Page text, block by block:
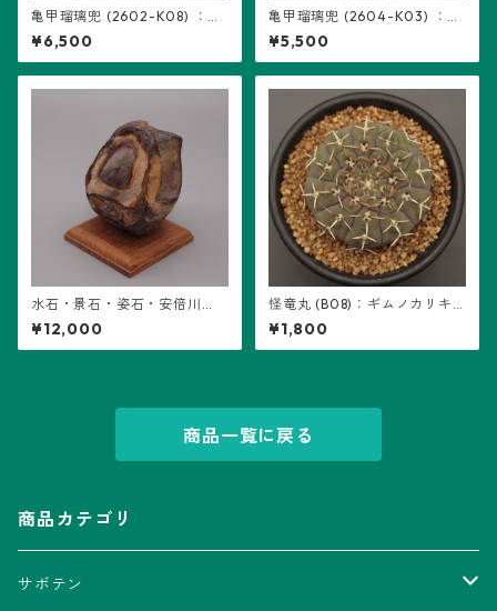
亀甲瑠璃兜 (2602-K08) ：ア
ストロフィツム属 ※実生
¥6,500
亀甲瑠璃兜 (2604-K03) ：ア
ストロフィツム属 ※実生
¥5,500
水石・景石・姿石・安倍川
石・鉄岩石・ウブ石 (B17) ※石
＋台座
¥12,000
怪竜丸 (B08)：ギムノカリキ
ウム属 ※実生
¥1,800
商品一覧に戻る
商品カテゴリ
サボテン